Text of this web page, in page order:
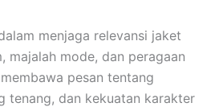
menjaga relevansi jaket
majalah mode, dan peragaan
pesan tentang
tenang, dan kekuatan karakter